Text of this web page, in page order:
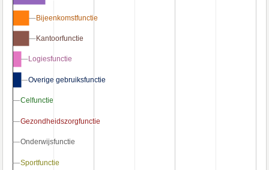
Bijeenkomstfunctie
Bijeenkomstfunctie
Kantoorfunctie
Kantoorfunctie
Logiesfunctie
Logiesfunctie
Overige gebruiksfunctie
Overige gebruiksfunctie
Celfunctie
Celfunctie
Gezondheidszorgfunctie
Gezondheidszorgfunctie
Onderwijsfunctie
Onderwijsfunctie
Sportfunctie
Sportfunctie